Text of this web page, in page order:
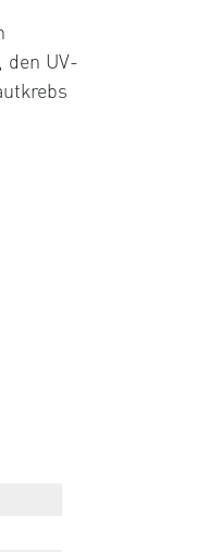
den UV-